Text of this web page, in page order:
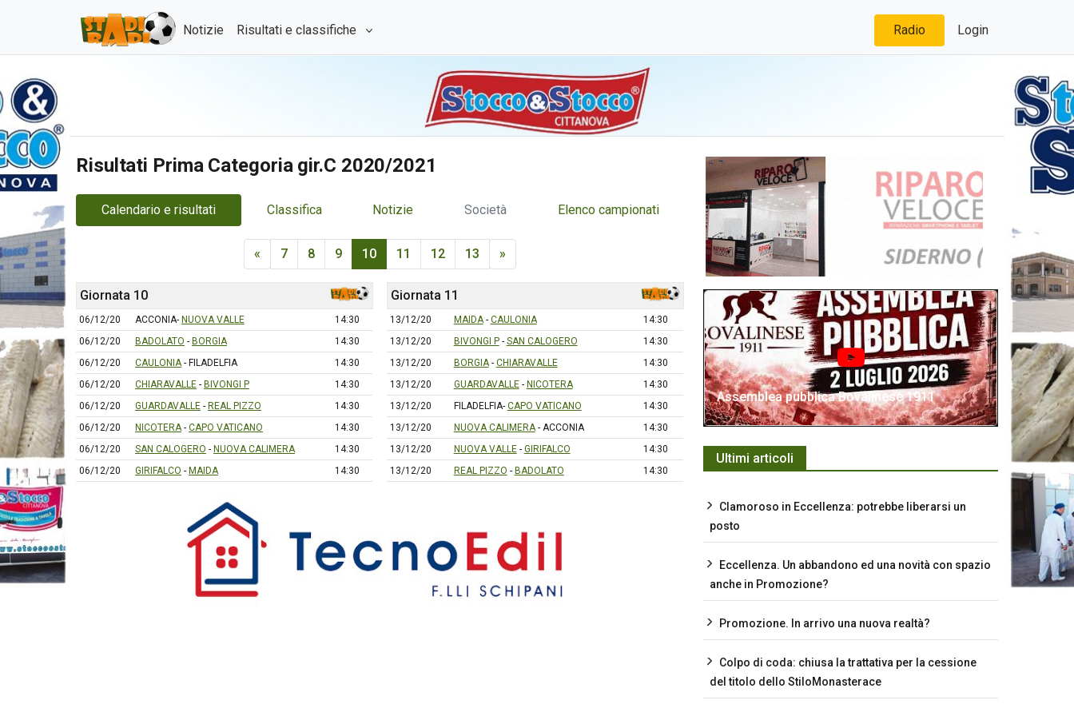
Notizie Risultati e classifiche Radio Login
Risultati Prima Categoria gir.C 2020/2021
Calendario e risultati Classifica Notizie Società Elenco campionati
« 7 8 9 10 11 12 13 »
Giornata 10
06/12/20 ACCONIA- NUOVA VALLE
14:30
06/12/20
BADOLATO - BORGIA
14:30
06/12/20
CAULONIA- FILADELFIA
14:30
06/12/20
CHIARAVALLE - BIVONGI P
14:30
06/12/20
GUARDAVALLE - REAL PIZZO
14:30
06/12/20
NICOTERA- CAPO VATICANO
14:30
06/12/20
SAN CALOGERO - NUOVA CALIMERA
14:30
06/12/20
GIRIFALCO - MAIDA 14:30
Giornata 11
13/12/20 MAIDA- CAULONIA
14:30
13/12/20
BIVONGI P- SAN CALOGERO
14:30
13/12/20
BORGIA- CHIARAVALLE
14:30
13/12/20
GUARDAVALLE- NICOTERA
14:30
13/12/20
FILADELFIA- CAPO VATICANO
14:30
13/12/20
NUOVA CALIMERA- ACCONIA
14:30
13/12/20
NUOVA VALLE- GIRIFALCO
14:30
13/12/20
REAL PIZZO - BADOLATO 14:30
Assemblea pubblica Bovalinese 1911
Ultimi articoli
Clamoroso in Eccellenza: potrebbe liberarsi un
posto
Eccellenza. Un abbandono ed una novità con spazio
anche in Promozione?
Promozione. In arrivo una nuova realtà?
Colpo di coda: chiusa la trattativa per la cessione
del titolo dello StiloMonasterace